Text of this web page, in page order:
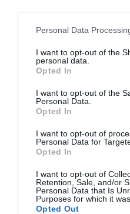
Please note that this
not limited to your visit or
grant or deny consent to
use your data for below
consent section.
Personal Data
I want to opt-out of the
personal data.
Opted In
I want to opt-out of the
Personal Data.
Opted In
I want to opt-out of
Personal Data for
Opted In
I want to opt-out of
Retention, Sale, and/or
Personal Data that Is
Purposes for which it
Opted Out
jeu ven